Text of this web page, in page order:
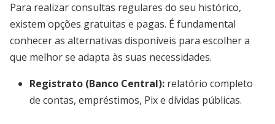
Para realizar consultas regulares do seu histórico,
existem opções gratuitas e pagas. É fundamental
conhecer as alternativas disponíveis para escolher a
que melhor se adapta às suas necessidades.
Registrato (Banco Central): relatório completo
de contas, empréstimos, Pix e dívidas públicas.